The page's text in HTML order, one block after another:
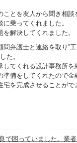
ことを友人から聞き相談
に乗ってくれました。
を解決してくれました。
問弁護士と連絡を取り”
た。
してくれる設計事務所を
準備をしてくれたので
宅を完成させることがで
で困っていました。業者